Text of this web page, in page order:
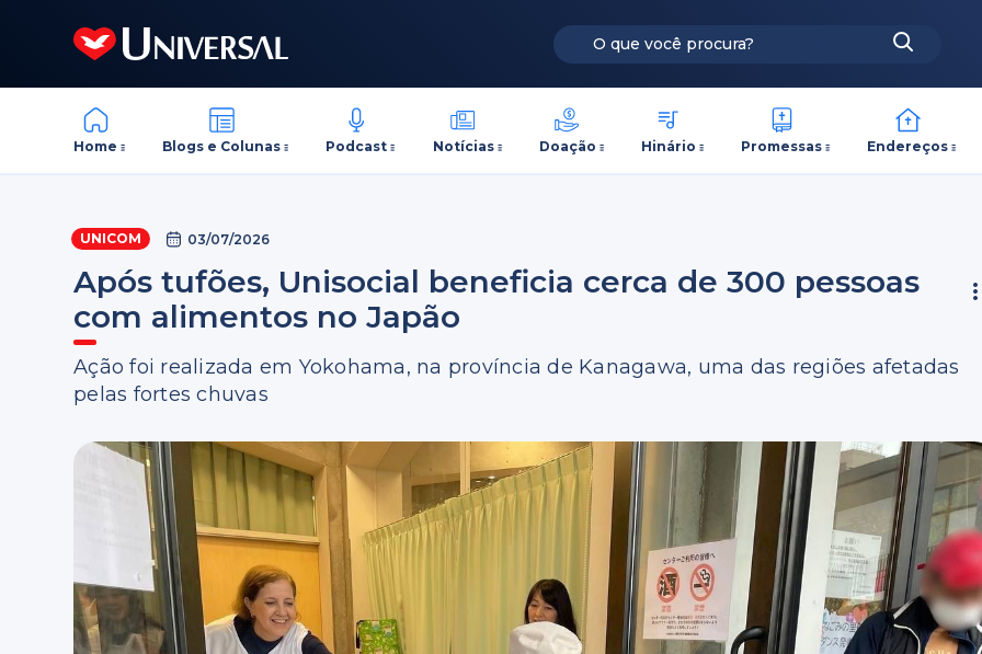
Home Blogs e Colunas Podcast Notícias Doação Hinário Promessas Endereços
UNICOM 03/07/2026
Após tufões, Unisocial beneficia cerca de 300 pessoas
com alimentos no Japão
Ação foi realizada em Yokohama, na província de Kanagawa, uma das regiões afetadas
pelas fortes chuvas